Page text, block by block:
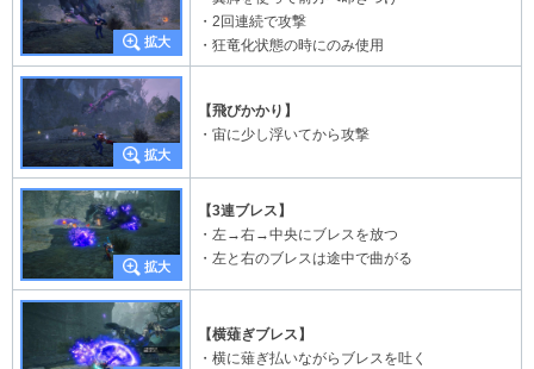
・2回連続で攻撃
・狂竜化状態の時にのみ使用
【飛びかかり】
・宙に少し浮いてから攻撃
【3連ブレス】
・左→右→中央にブレスを放つ
・左と右のブレスは途中で曲がる
【横薙ぎブレス】
・横に薙ぎ払いながらブレスを吐く